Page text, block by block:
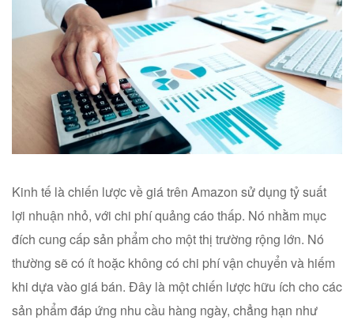
Kinh tế là chiến lược về giá trên Amazon sử dụng tỷ suất
lợi nhuận nhỏ, với chi phí quảng cáo thấp. Nó nhằm mục
đích cung cấp sản phẩm cho một thị trường rộng lớn. Nó
thường sẽ có ít hoặc không có chi phí vận chuyển và hiếm
khi dựa vào giá bán. Đây là một chiến lược hữu ích cho các
sản phẩm đáp ứng nhu cầu hàng ngày, chẳng hạn như